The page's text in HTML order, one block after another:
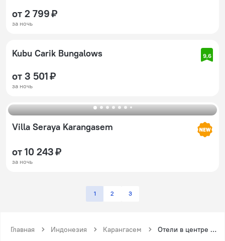
от 2 799 ₽
за ночь
Kubu Carik Bungalows 9,6
от 3 501 ₽
за ночь
Villa Seraya Karangasem
от 10 243 ₽
за ночь
1 2 3
Главная Индонезия Карангасем Отели в центре Карангасем